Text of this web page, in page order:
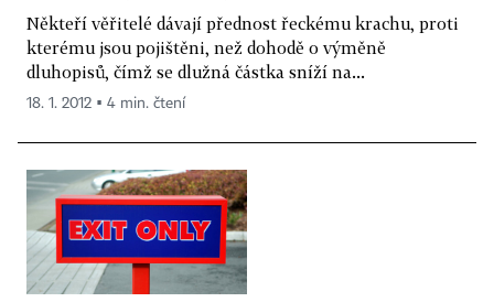
Někteří věřitelé dávají přednost řeckému krachu, proti
kterému jsou pojištěni, než dohodě o výměně
dluhopisů, čímž se dlužná částka sníží na...
18. 1. 2012 ▪ 4 min. čtení